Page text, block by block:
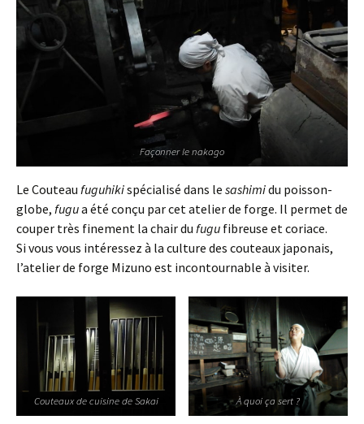
Façonner le nakago
Le Couteau fuguhikispécialisé dans le sashimidu poisson-
globe, fugua été conçu par cet atelier de forge. Il permet de
couper très finement la chair du fugu fibreuse et coriace.
Si vous vous intéressez à la culture des couteaux japonais,
l’atelier de forge Mizuno est incontournable à visiter.
Couteaux de cuisine de Sakai À quoi ça sert ?